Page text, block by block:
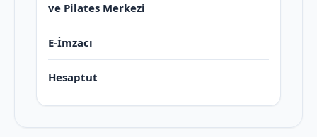
ve Pilates Merkezi
E-İmzacı
Hesaptut